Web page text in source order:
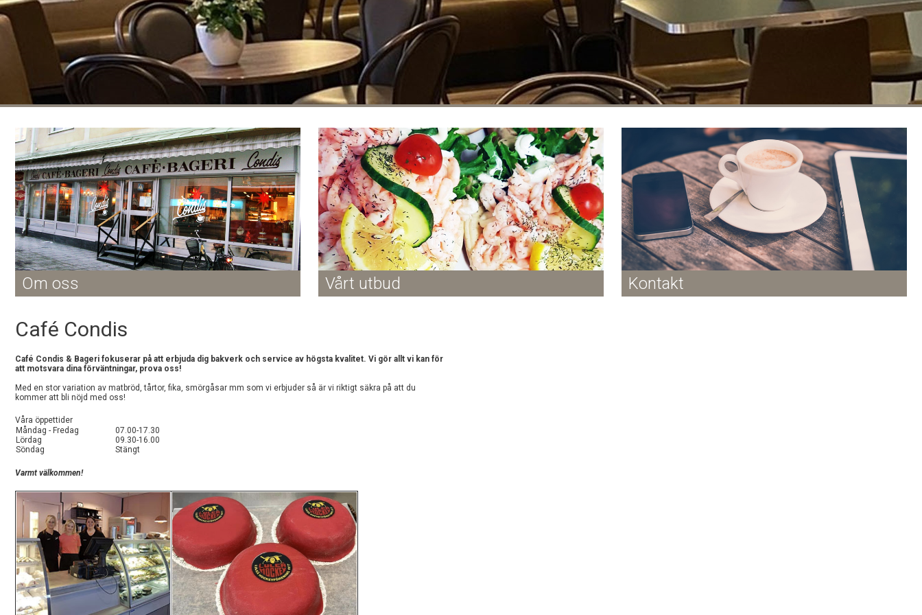
Om oss Vårt utbud Kontakt
Café Condis
Café Condis & Bageri fokuserar på att erbjuda dig bakverk och service av högsta kvalitet. Vi gör allt vi kan för
att motsvara dina förväntningar, prova oss!
Med en stor variation av matbröd, tårtor, fika, smörgåsar mm som vi erbjuder så är vi riktigt säkra på att du
kommer att bli nöjd med oss!
Våra öppettider
Måndag - Fredag
Lördag
Söndag
07.00-17.30
09.30-16.00
Stängt
Varmt välkommen!